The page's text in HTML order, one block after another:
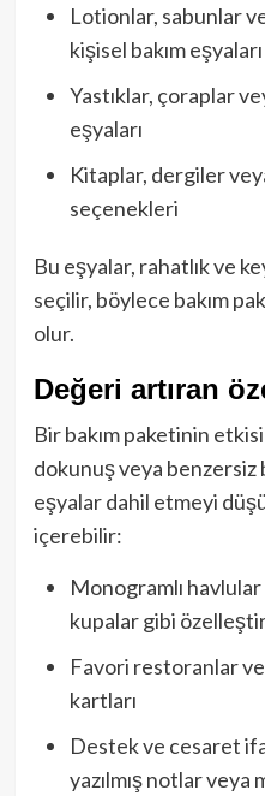
Lotionlar, sabunlar
kişisel bakım eşyaları
Yastıklar, çoraplar
eşyaları
Kitaplar, dergiler
seçenekleri
Bu eşyalar, rahatlık ve
seçilir, böylece bakım
olur.
Değeri artıran
Bir bakım paketinin
dokunuş veya
eşyalar dahil etmeyi
içerebilir:
Monogramlı
kupalar gibi
Favori restoranlar
kartları
Destek ve cesaret
yazılmış notlar veya